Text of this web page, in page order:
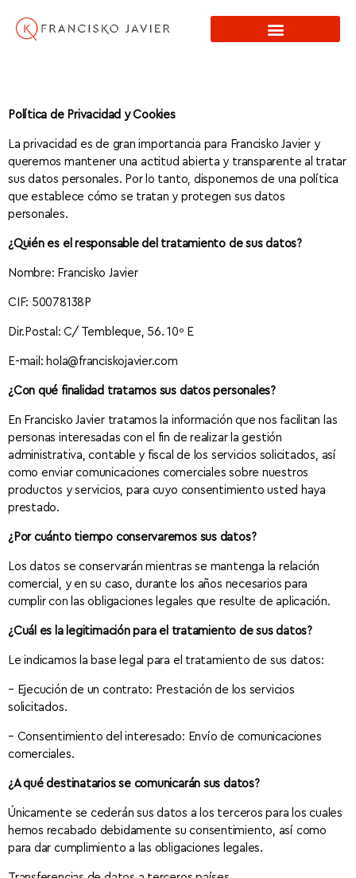
Política de Privacidad y Cookies
La privacidad es de gran importancia para Francisko Javier y
queremos mantener una actitud abierta y transparente al tratar
sus datos personales. Por lo tanto, disponemos de una política
que establece cómo se tratan y protegen sus datos
personales.
¿Quién es el responsable del tratamiento de sus datos?
Nombre: Francisko Javier
CIF: 50078138P
Dir.Postal: C/ Tembleque, 56. 10º E
E-mail: hola@franciskojavier.com
¿Con qué finalidad tratamos sus datos personales?
En Francisko Javier tratamos la información que nos facilitan las
personas interesadas con el fin de realizar la gestión
administrativa, contable y fiscal de los servicios solicitados, así
como enviar comunicaciones comerciales sobre nuestros
productos y servicios, para cuyo consentimiento usted haya
prestado.
¿Por cuánto tiempo conservaremos sus datos?
Los datos se conservarán mientras se mantenga la relación
comercial, y en su caso, durante los años necesarios para
cumplir con las obligaciones legales que resulte de aplicación.
¿Cuál es la legitimación para el tratamiento de sus datos?
Le indicamos la base legal para el tratamiento de sus datos:
– Ejecución de un contrato: Prestación de los servicios
solicitados.
– Consentimiento del interesado: Envío de comunicaciones
comerciales.
¿A qué destinatarios se comunicarán sus datos?
Únicamente se cederán sus datos a los terceros para los cuales
hemos recabado debidamente su consentimiento, así como
para dar cumplimiento a las obligaciones legales.